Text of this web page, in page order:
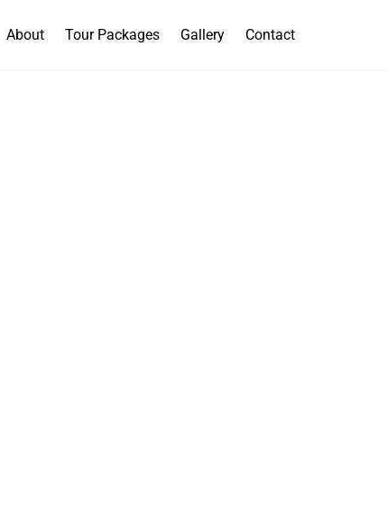
About Tour Packages Gallery Contact